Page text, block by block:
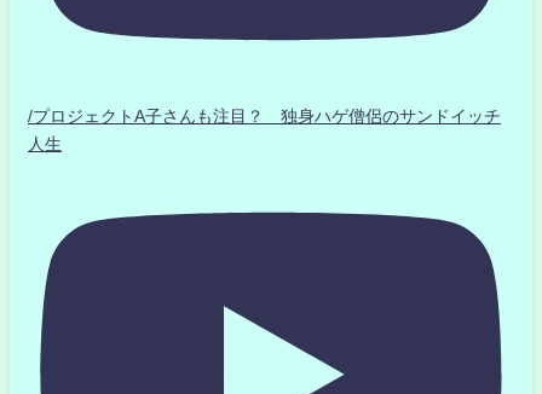
/プロジェクトA子さんも注目？ 独身ハゲ僧侶のサンドイッチ
人生